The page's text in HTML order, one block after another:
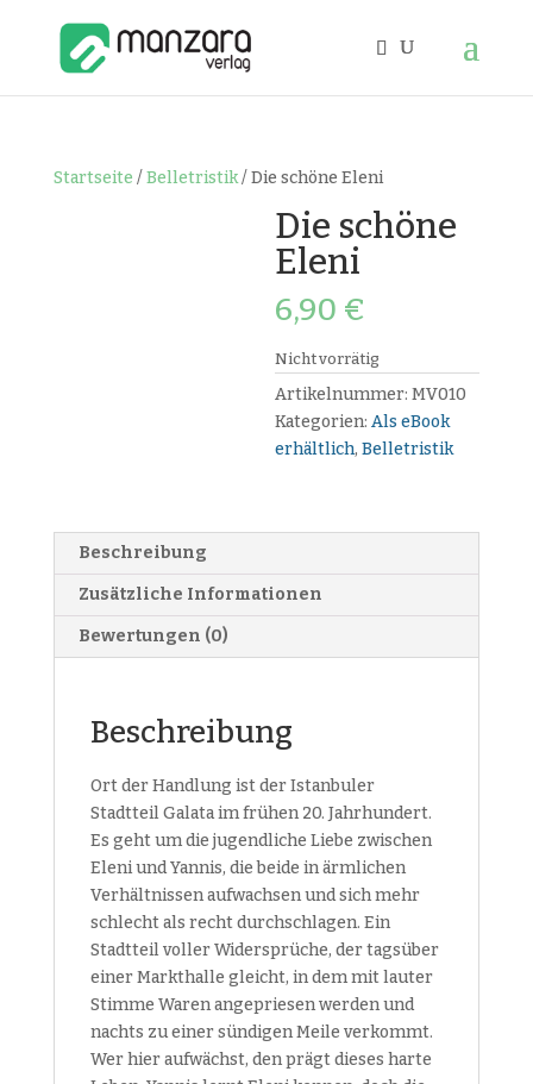
Startseite / Belletristik/ Die schöne Eleni
Die schöne
Eleni
6,90 €
Nicht vorrätig
Artikelnummer:MV010
Kategorien:Als eBook
erhältlich,Belletristik
Beschreibung
Zusätzliche Informationen
Bewertungen (0)
Beschreibung
Ort der Handlung ist der Istanbuler
Stadtteil Galata im frühen 20. Jahrhundert.
Es geht um die jugendliche Liebe zwischen
Eleni und Yannis, die beide in ärmlichen
Verhältnissen aufwachsen und sich mehr
schlecht als recht durchschlagen. Ein
Stadtteil voller Widersprüche, der tagsüber
einer Markthalle gleicht, in dem mit lauter
Stimme Waren angepriesen werden und
nachts zu einer sündigen Meile verkommt.
Wer hier aufwächst, den prägt dieses harte